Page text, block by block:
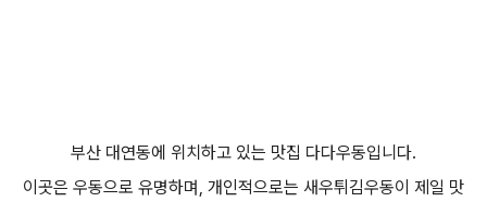
부산 대연동에 위치하고 있는 맛집 다다우동입니다.
이곳은 우동으로 유명하며, 개인적으로는 새우튀김우동이 제일 맛